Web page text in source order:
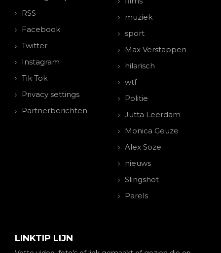
RSS
Facebook
Twitter
Instagram
Tik Tok
Privacy settings
Partnerberichten
muziek
sport
Max Verstappen
hilarisch
wtf
Politie
Jutta Leerdam
Monica Geuze
Alex Soze
nieuws
Slingshot
Parels
LINKTIP LIJN